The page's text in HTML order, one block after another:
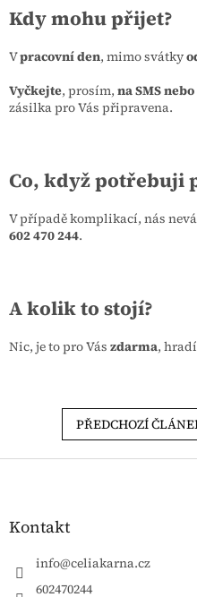
Kdy mohu přijet?
Vpracovní den, mimo svátky
Vyčkejte, prosím, na SMS
zásilka pro Vás připravena.
Co, když potřebuji
V případě komplikací, nás
602 470 244.
A kolik to stojí?
Nic, je to pro Vás zdarma,
PŘEDCHOZÍ
Zápatí
Kontakt
info@celiakarna.cz
602470244